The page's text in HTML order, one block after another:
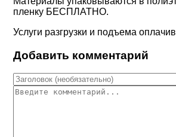
пленку БЕСПЛАТНО.
Услуги разгрузки и подъема
Добавить комментарий